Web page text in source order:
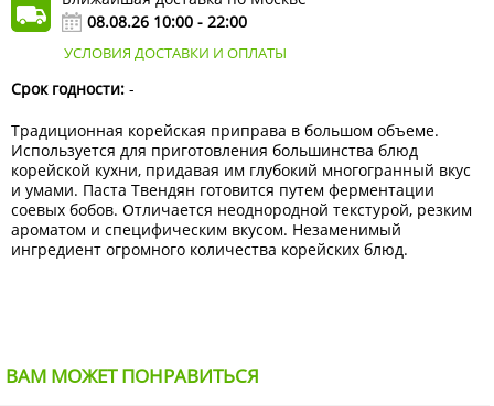
08.08.26 10:00 - 22:00
УСЛОВИЯ ДОСТАВКИ И ОПЛАТЫ
Срок годности: -
Традиционная корейская приправа в большом объеме.
Используется для приготовления большинства блюд
корейской кухни, придавая им глубокий многогранный вкус
и умами. Паста Твендян готовится путем ферментации
соевых бобов. Отличается неоднородной текстурой, резким
ароматом и специфическим вкусом. Незаменимый
ингредиент огромного количества корейских блюд.
ВАМ МОЖЕТ ПОНРАВИТЬСЯ